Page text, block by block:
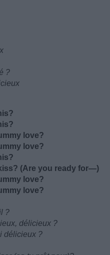
?
love?
love?
(Are you ready for—)
love?
love?
?
délicieux ?
délicieux ?